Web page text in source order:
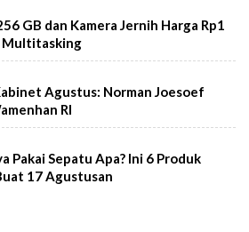
GB dan Kamera Jernih Harga Rp1
Multitasking
Agustus: Norman Joesoef
RI
Pakai Sepatu Apa? Ini 6 Produk
17 Agustusan